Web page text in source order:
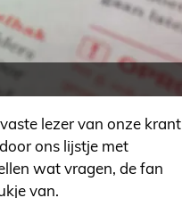
lezer van onze krant
ons lijstje met
wat vragen, de fan
van.